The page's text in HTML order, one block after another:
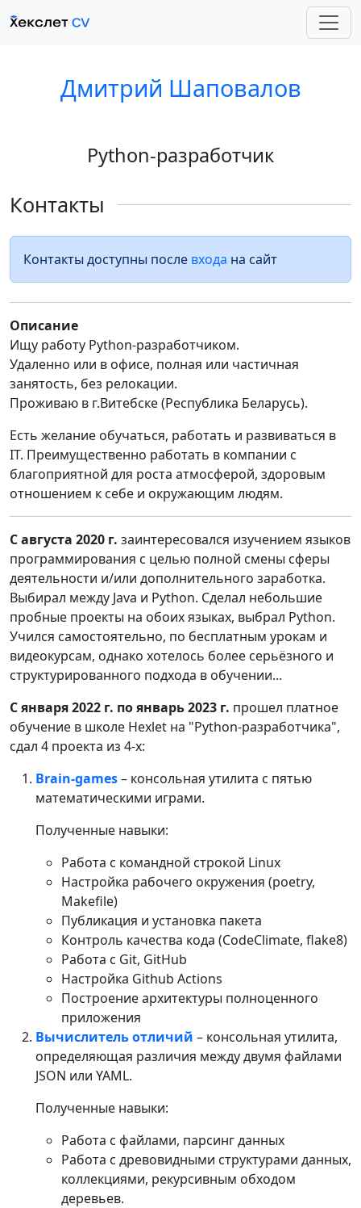
Дмитрий Шаповалов
Python-разработчик
Контакты
Контакты доступны после входа на сайт
Описание
Ищу работу Python-разработчиком.
Удаленно или в офисе, полная или частичная
занятость, без релокации.
Проживаю в г.Витебске (Республика Беларусь).
Есть желание обучаться, работать и развиваться в
IT. Преимущественно работать в компании с
благоприятной для роста атмосферой, здоровым
отношением к себе и окружающим людям.
С августа 2020 г. заинтересовался изучением языков
программирования c целью полной смены сферы
деятельности и/или дополнительного заработка.
Выбирал между Java и Python. Сделал небольшие
пробные проекты на обоих языках, выбрал Python.
Учился самостоятельно, по бесплатным урокам и
видеокурсам, однако хотелось более серьёзного и
структурированного подхода в обучении...
С января 2022 г. по январь 2023 г. прошел платное
обучение в школе Hexlet на "Python-разработчика",
сдал 4 проекта из 4-х:
Brain-games– консольная утилита с пятью
математическими играми.
Полученные навыки:
Работа с командной строкой Linux
Настройка рабочего окружения (poetry,
Makefile)
Публикация и установка пакета
Контроль качества кода (CodeClimate, flake8)
Работа с Git, GitHub
Настройка Github Actions
Построение архитектуры полноценного
приложения
Вычислитель отличий – консольная утилита,
определяющая различия между двумя файлами
JSON или YAML.
Полученные навыки:
Работа с файлами, парсинг данных
Работа с древовидными структурами данных,
коллекциями, рекурсивным обходом
деревьев.